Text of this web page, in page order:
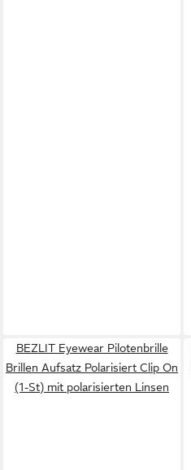
BEZLIT Eyewear Pilotenbrille
Brillen Aufsatz Polarisiert Clip On
(1-St) mit polarisierten Linsen